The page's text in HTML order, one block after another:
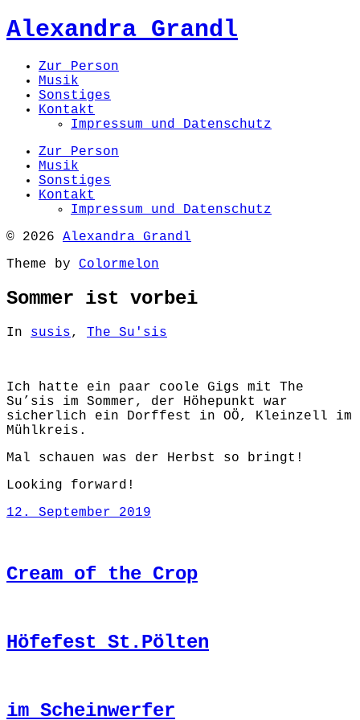
Alexandra Grandl
Zur Person
Musik
Sonstiges
Kontakt
Impressum und Datenschutz
Zur Person
Musik
Sonstiges
Kontakt
Impressum und Datenschutz
© 2026 Alexandra Grandl
Theme by Colormelon
Sommer ist vorbei
In susis, The Su'sis
Ich hatte ein paar coole Gigs mit The
Su’sis im Sommer, der Höhepunkt war
sicherlich ein Dorffest in OÖ, Kleinzell im
Mühlkreis.
Mal schauen was der Herbst so bringt!
Looking forward!
12. September 2019
Cream of the Crop
Höfefest St.Pölten
im Scheinwerfer